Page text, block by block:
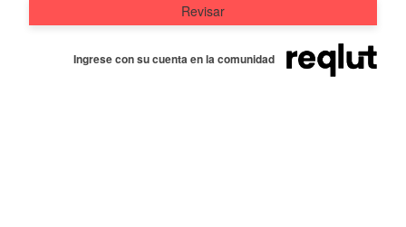
Revisar
Ingrese con su cuenta en la comunidad